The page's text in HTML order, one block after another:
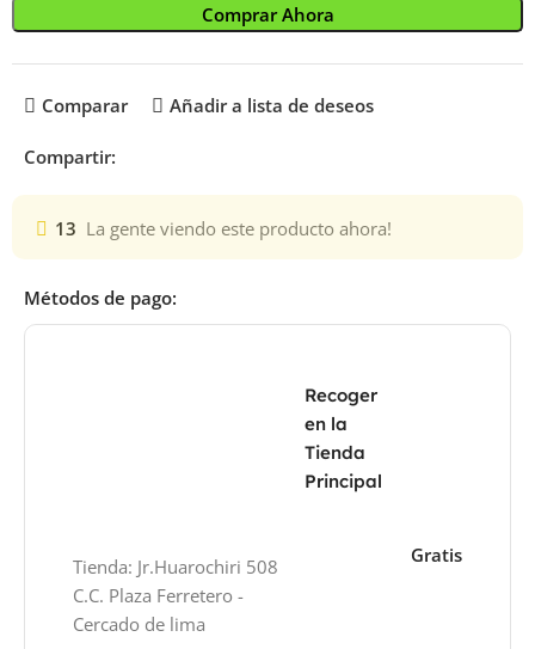
Comprar Ahora
Comparar Añadir a lista de deseos
Compartir:
13 La gente viendo este producto ahora!
Métodos de pago:
Recoger
en la
Tienda
Principal
Tienda: Jr.Huarochiri 508
C.C. Plaza Ferretero -
Cercado de lima
Gratis